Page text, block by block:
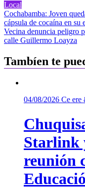
Local
Navegación
de
entradas
Cochabamba: Joven
cápsula de cocaína en su
Vecina denuncia peligro
calle Guillermo Loayza
Tambíen te
04/08/2026 Ce ere
Starlink
reunión